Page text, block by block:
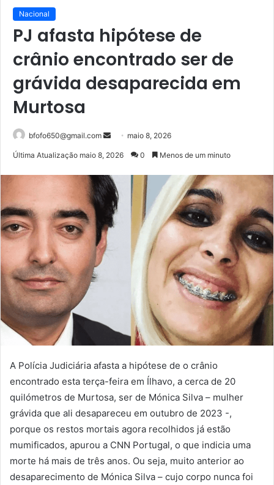
Nacional
PJ afasta hipótese de
crânio encontrado ser de
grávida desaparecida em
Murtosa
bfofo650@gmail.com
Mande
mail
maio 8, 2026
Última Atualização maio 8, 2026 0 Menos de um minuto
A Polícia Judiciária afasta a hipótese de o crânio
encontrado esta terça-feira em Ílhavo, a cerca de 20
quilómetros de Murtosa, ser de Mónica Silva – mulher
grávida que ali desapareceu em outubro de 2023 -,
porque os restos mortais agora recolhidos já estão
mumificados, apurou a CNN Portugal, o que indicia uma
morte há mais de três anos. Ou seja, muito anterior ao
desaparecimento de Mónica Silva – cujo corpo nunca foi